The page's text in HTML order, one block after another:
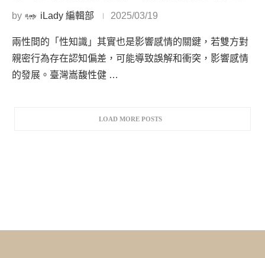
by iLady 編輯部 2025/03/19
兩性間的「性知識」其實也是影響感情的關鍵，若雙方對
親密行為存在認知偏差，可能導致誤解和衝突，影響感情
的發展。臺灣嵩馥性健 …
LOAD MORE POSTS